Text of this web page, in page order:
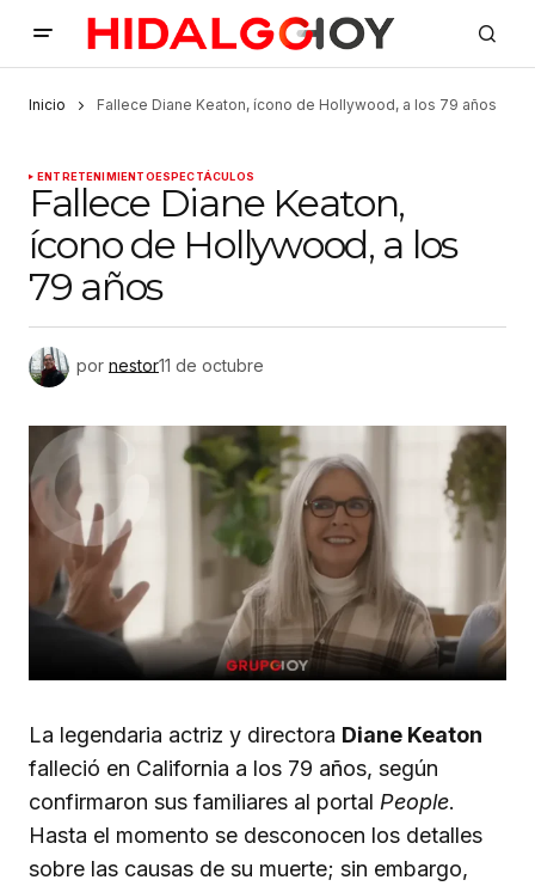
Inicio Fallece Diane Keaton, ícono de Hollywood, a los 79 años
ENTRETENIMIENTOESPECTÁCULOS
Fallece Diane Keaton,
ícono de Hollywood, a los
79 años
por nestor11 de octubre
La legendaria actriz y directora Diane Keaton
falleció en California a los 79 años, según
confirmaron sus familiares al portal People.
Hasta el momento se desconocen los detalles
sobre las causas de su muerte; sin embargo,